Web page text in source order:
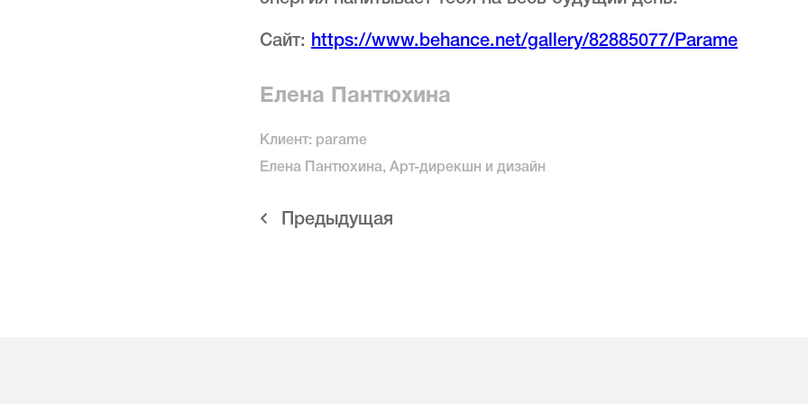
Сайт: https://www.behance.net/gallery/82885077/Parame
Елена Пантюхина
Клиент: parame
Елена Пантюхина, Арт-дирекшн и дизайн
Предыдущая